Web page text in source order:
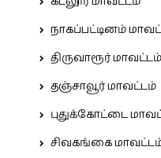
நாகப்பட்டினம்
திருவாரூர் மாவட்டம்
தஞ்சாவூர் மாவட்டம்
புதுக்கோட்டை
சிவகங்கை